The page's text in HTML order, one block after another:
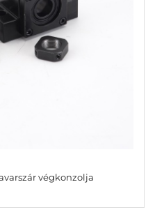
végkonzolja